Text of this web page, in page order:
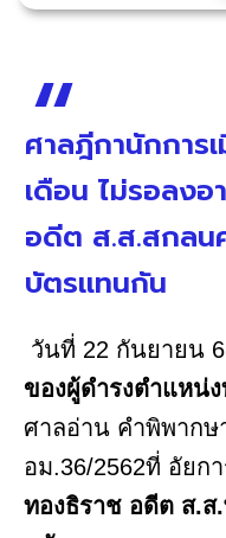
ศาลฎีกานักการ
เดือน ไม่รอลง
อดีต ส.ส.สกลน
บัตรแทนกัน
วันที่ 22 กันยายน
ของผู้ดำรงตำแหน่
ศาลอ่าน คำพิพากษ
อม.36/2562ที่ อัยก
ทองธิราช อดีต ส.ส.